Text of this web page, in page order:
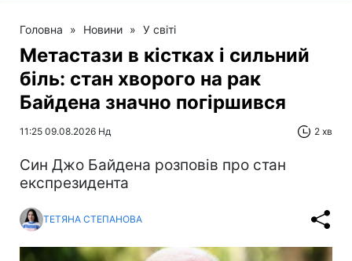
Головна » Новини » У світі
Метастази в кістках і сильний
біль: стан хворого на рак
Байдена значно погіршився
11:25 09.08.2026 Нд 2 хв
Син Джо Байдена розповів про стан
експрезидента
ТЕТЯНА СТЕПАНОВА